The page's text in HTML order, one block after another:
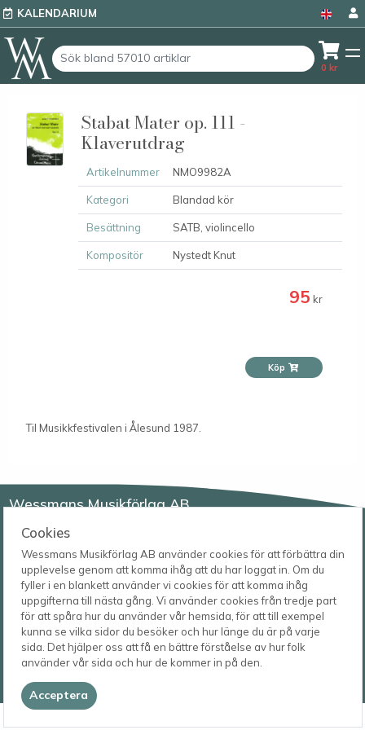
KALENDARIUM
0 kr
Cookies
Wessmans Musikförlag AB använder cookies för att förbättra din
upplevelse genom att komma ihåg att du har loggat in. Om du
fyller i en blankett använder vi cookies för att komma ihåg
uppgifterna till nästa gång. Vi använder cookies från tredje part
för att spåra hur du använder vår hemsida, för att till exempel
kunna se vilka sidor du besöker och hur länge du är på varje
sida. Det hjälper oss att få en bättre förståelse av hur folk
använder vår sida och hur de kommer in på den.
Acceptera
Stabat Mater op. 111 -
Klaverutdrag
Artikelnummer NMO9982A
Kategori Blandad kör
Besättning SATB, violincello
Kompositör Nystedt Knut
95 kr
Köp
Til Musikkfestivalen i Ålesund 1987.
Wessmans Musikförlag AB
Leverans- och besöksadress
Bingebygatan 11 B
621 41 VISBY
Postadress
Box 1253
621 23 VISBY
Telefon
0498-22 61 32
E-post
order@wessmans.com
© 2026
Wessmans Musikförlag AB